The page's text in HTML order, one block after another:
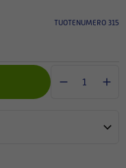
TUOTENUMERO 315